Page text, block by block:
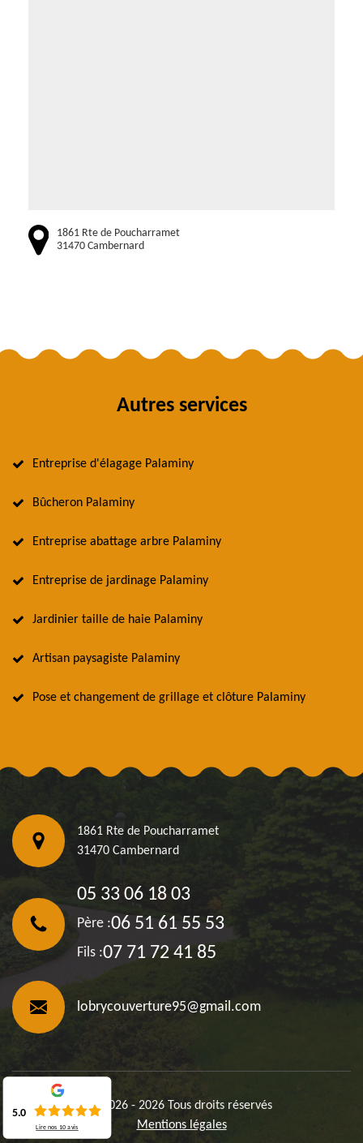
1861 Rte de Poucharramet
31470 Cambernard
Autres services
Entreprise d'élagage Palaminy
Bûcheron Palaminy
Entreprise abattage arbre Palaminy
Entreprise de jardinage Palaminy
Jardinier taille de haie Palaminy
Artisan paysagiste Palaminy
Pose et changement de grillage et clôture Palaminy
1861 Rte de Poucharramet
31470 Cambernard
05 33 06 18 03
Père :06 51 61 55 53
Fils :07 71 72 41 85
lobrycouverture95@gmail.com
©2026 - 2026 Tous droits réservés
Mentions légales
5.0
Lire nos10 avis